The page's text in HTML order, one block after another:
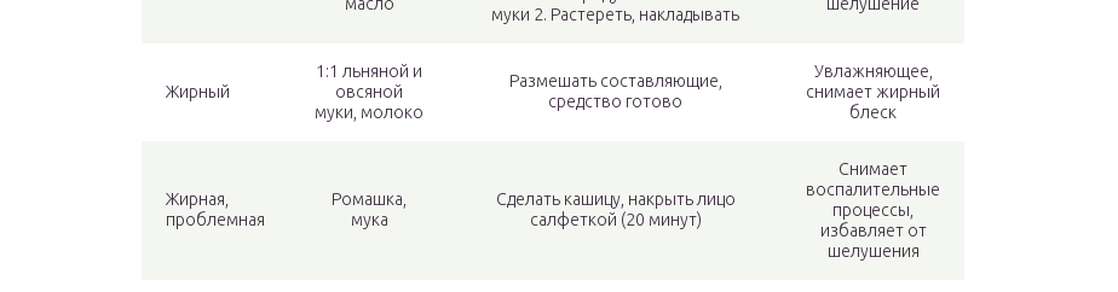
муки 2. Растереть, накладывать
Жирный
1:1 льняной и
овсяной
муки, молоко
Размешать составляющие,
средство готово
Увлажняющее,
снимает жирный
блеск
Жирная,
проблемная
Ромашка,
мука
Сделать кашицу, накрыть лицо
салфеткой (20 минут)
Снимает
воспалительные
процессы,
избавляет от
шелушения